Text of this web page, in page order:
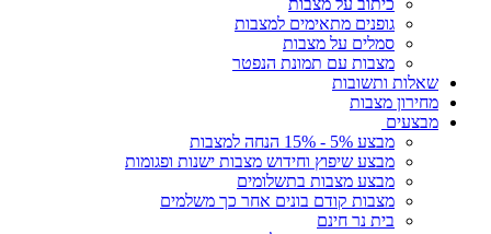
גופנים מתאימים למצבות
סמלים על מצבות
מצבות עם תמונת הנפטר
שאלות ותשובות
מחירון מצבות
מבצעים
מבצע 5% - 15% הנחה למצבות
מבצע שיפוץ וחידוש מצבות ישנות ופגומות
מבצע מצבות בתשלומים
מצבות קודם בונים אחר כך משלמים
בית נר חינם